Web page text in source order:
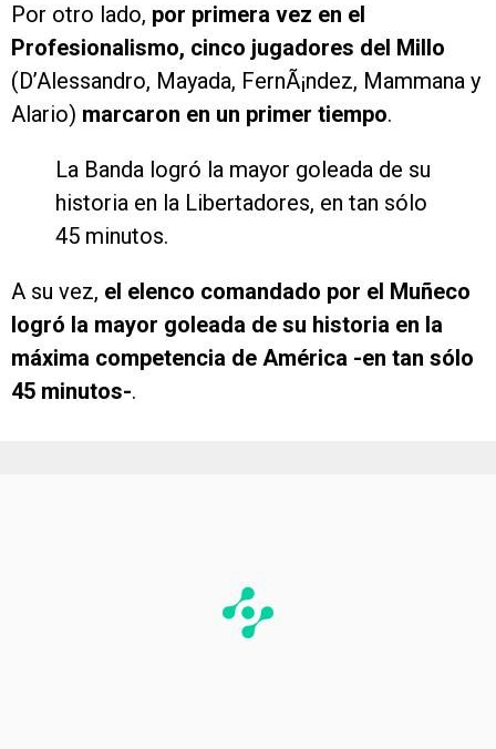
Por otro lado, por primera vez en el
Profesionalismo, cinco jugadores del Millo
(D’Alessandro, Mayada, FernÃ¡ndez, Mammana y
Alario) marcaron en un primer tiempo.
La Banda logró la mayor goleada de su
historia en la Libertadores, en tan sólo
45 minutos.
A su vez, el elenco comandado por el Muñeco
logró la mayor goleada de su historia en la
máxima competencia de América -en tan sólo
45 minutos-.